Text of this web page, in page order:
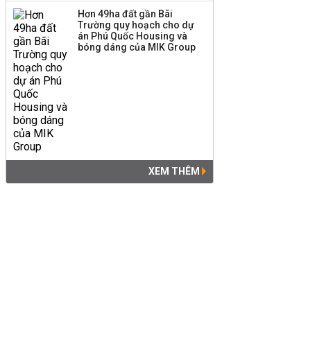
Hơn 49ha đất gần Bãi
Trường quy hoạch cho dự
án Phú Quốc Housing và
bóng dáng của MIK Group
XEM THÊM